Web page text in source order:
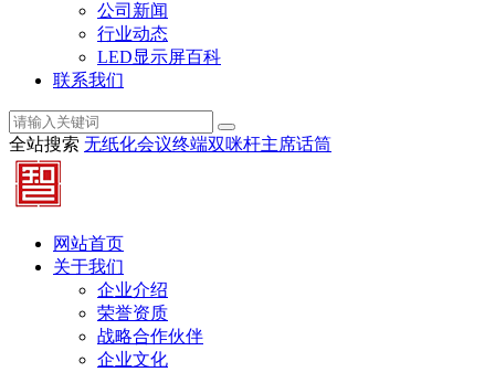
公司新闻
行业动态
LED显示屏百科
联系我们
全站搜索 无纸化会议终端双咪杆主席话筒
网站首页
关于我们
企业介绍
荣誉资质
战略合作伙伴
企业文化